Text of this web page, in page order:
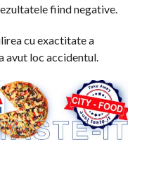
fiind negative.
cu exactitate a
avut loc accidentul.